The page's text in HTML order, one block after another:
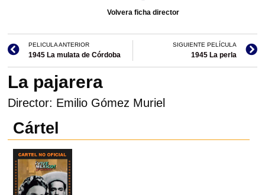
Volvera ficha director
PELICULA ANTERIOR
1945 La mulata de Córdoba
SIGUIENTE PELÍCULA
1945 La perla
La pajarera
Director: Emilio Gómez Muriel
Cártel